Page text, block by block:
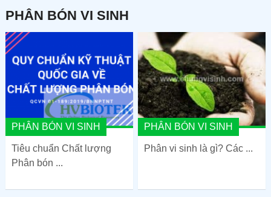
PHÂN BÓN VI SINH
PHÂN BÓN VI SINH
Tiêu chuẩn Chất lượng
Phân bón ...
PHÂN BÓN VI SINH
Phân vi sinh là gì? Các ...